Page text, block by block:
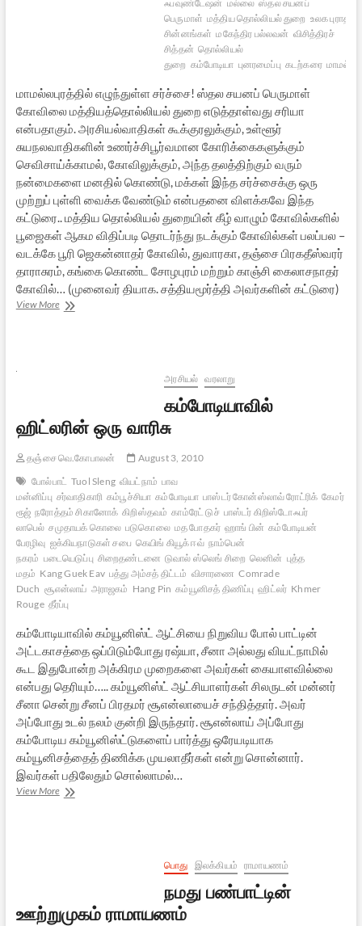
ஃபவுண்டேஷன் மல்லை ஸ்தல சயனப்
பெருமாள் மத்திய தொல்லியல் துறை உலக
சின்னங்கள் மகேந்திர பல்லவன் விசித்திரச்
சித்தன் தொல்லியல்
துறை கம்போடியா புனரமைப்பு கடற்கரை
மாமல்லபுரத்தில் எழுந்துள்ள சர்ச்சை! ஸ்தல சயனப் பெருமாள்
கோவிலை மத்தியத்தொல்லியல் துறை எடுத்தாள்வது சரியா
என்பதாகும். அரசியல்வாதிகள் கூக்குரலுக்கும், உள்ளூர்
சுயநலவாதிகளின் உணர்ச்சிபூர்வமான கோரிக்கைகளுக்கும்
செவிசாய்க்காமல், கோவிலுக்கும், அந்த தலத்திற்கும் வரும்
நன்மைகளை மனதில் கொண்டு, மக்கள் இந்த சர்ச்சைக்கு ஒரு
முற்றுப் புள்ளி வைக்க வேண்டும் என்பதனை விளக்கவே இந்த
கட்டுரை.. மத்திய தொல்லியல் துறையின் கீழ் வாழும் கோவில்களில்
பூஜைகள் ஆகம விதிப்படி தொடர்ந்து நடக்கும் கோவில்கள் பலப்பல –
வடக்கே பூரி ஜெகன்னாதர் கோவில், துவாரகா, தஞ்சை பிரகதீஸ்வரர்
தாராசுரம், கங்கை கொண்ட சோழபுரம் மற்றும் காஞ்சி கைலாசநாதர்
கோவில்… (முனைவர் தியாக. சத்தியமூர்த்தி அவர்களின் கட்டுரை)
View Moreகோயில்களும்,
அரசியல் வரலாறு
கம்போடியாவில்
ஹிட்லரின் ஒரு வாரிசு
தஞ்சை வெ.கோபாலன்
August 3, 2010
போல்பாட் Tuol Sleng வியட்நாம் பாவ
மன்னிப்பு சர்வாதிகாரி கம்பூச்சியா கம்போடியா பாஸ்டர் கோன்ஸ்லாவ் ரோட்ரிக் கேமர்
ரூஜ் நரோத்தம் சிகானோக் கிறிஸ்தவம் காம்ரேட் டுச் பாஸ்டர் கிறிஸ்டோஃபர்
லாபெல் சமுதாயக் கொலை படுகொலை மத போதகர் ஹாங் பின் கம்போடியன்
பேரழிவு ஐக்கியநாடுகள் சபை கெயிங் கியூக் ஈவ் நாம்பென்
நகரம் படையெடுப்பு சிறைதண்டனை டுவால் ஸ்லெங் சிறை லெனின் புத்த
மதம் Kang Guek Eav பத்து அம்சத் திட்டம் விசாரணை Comrade
Duch சூஎன்லாய் அராஜகம் Hang Pin கம்யூனிசத் திணிப்பு ஹிட்லர் Khmer
Rouge தீர்ப்பு
கம்போடியாவில் கம்யூனிஸ்ட் ஆட்சியை நிறுவிய போல் பாட்டின்
அட்டகாசத்தை ஒப்பிடும்போது ரஷ்யா, சீனா அல்லது வியட்நாமில்
கூட இதுபோன்ற அக்கிரம முறைகளை அவர்கள் கையாளவில்லை
என்பது தெரியும்….. கம்யூனிஸ்ட் ஆட்சியாளர்கள் சிலருடன் மன்னர்
சீனா சென்று சீனப் பிரதமர் சூஎன்லாயைச் சந்தித்தார். அவர்
அப்போது உடல் நலம் குன்றி இருந்தார். சூஎன்லாய் அப்போது
கம்போடிய கம்யூனிஸ்ட்டுகளைப் பார்த்து ஒரேயடியாக
கம்யூனிசத்தைத் திணிக்க முயலாதீர்கள் என்று சொன்னார்.
இவர்கள் பதிலேதும் சொல்லாமல்…
View Moreகம்போடியாவில்
பொது இலக்கியம் ராமாயணம்
நமது பண்பாட்டின்
ஊற்றுமுகம் ராமாயணம்